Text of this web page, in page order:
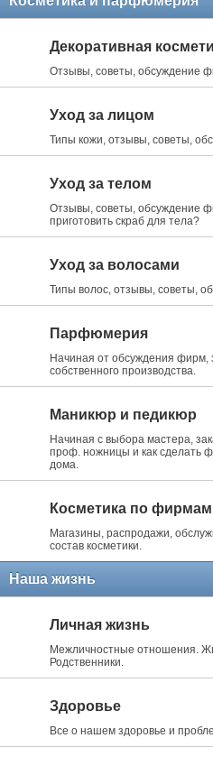
Декоративная
Отзывы, советы, обсуждение
Уход за лицом
Типы кожи, отзывы, советы,
Уход за телом
Отзывы, советы, обсуждение
приготовить скраб для тела?
Уход за волосами
Типы волос, отзывы, советы,
Парфюмерия
Начиная от обсуждения фирм,
собственного производства.
Маникюр и педикюр
Начиная с выбора мастера,
проф. ножницы и как сделать
дома.
Косметика по фирмам
Магазины, распродажи,
состав косметики.
Наша жизнь
Личная жизнь
Межличностные отношения.
Родственники.
Здоровье
Все о нашем здоровье и